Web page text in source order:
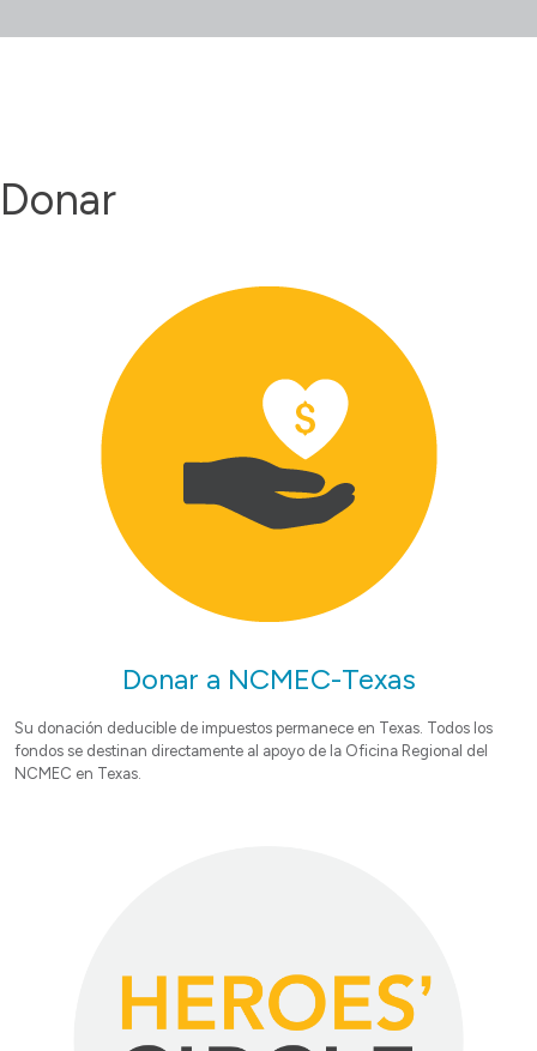
Donar
Donar a NCMEC-Texas
Su donación deducible de impuestos permanece en Texas. Todos los
fondos se destinan directamente al apoyo de la Oficina Regional del
NCMEC en Texas.